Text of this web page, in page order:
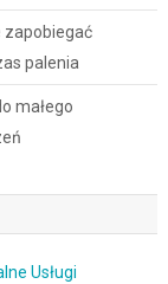
zapobiegać
palenia
małego
Usługi